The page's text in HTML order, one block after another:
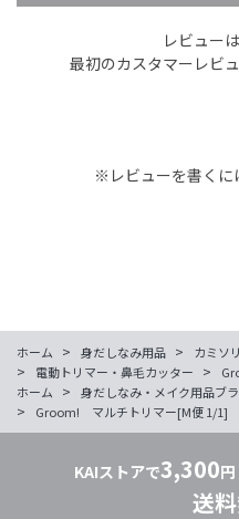
レビュー
最初のカスタマーレビ
※レビューを書くに
ホーム > 身だしなみ用品 > カミソ
> 電動トリマー・鼻毛カッター >
ホーム
> 身だしなみ・メイク用品ブ
> Groom! マルチトリマー[M便 1/1]
KAIストアで3,300
送